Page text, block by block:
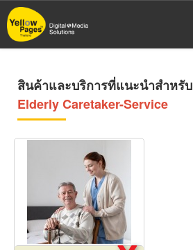
ข้าม
ไป
สินค้าและบริการที่แนะนำสำหรับ
Elderly Caretaker-Service